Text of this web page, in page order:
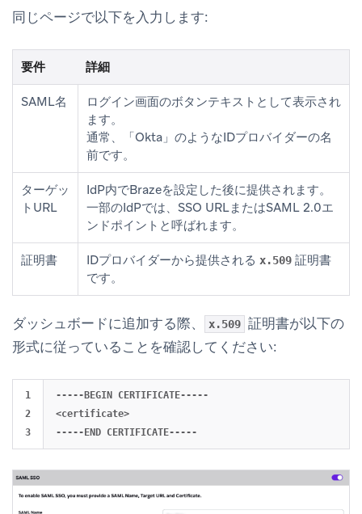
同じページで以下を入力します:
要件 詳細
SAML名
ログイン画面のボタンテキストとして表示され
ます。
通常、「Okta」のようなIDプロバイダーの名
前です。
ターゲッ
トURL
IdP内でBrazeを設定した後に提供されます。
一部のIdPでは、SSO URLまたはSAML 2.0エ
ンドポイントと呼ばれます。
証明書 IDプロバイダーから提供される x.509 証明書
です。
ダッシュボードに追加する際、 x.509 証明書が以下の
形式に従っていることを確認してください:
1
2
-----BEGIN CERTIFICATE-----
<certificate>